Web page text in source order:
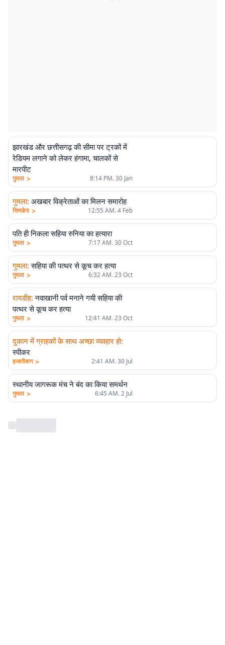
झारखंड और छत्तीसगढ़ की सीमा पर ट्रकों में
रेडियम लगाने को लेकर हंगामा, चालकों से
मारपीट
गुमला > 8:14 PM. 30 Jan
गुमला: अखबार विक्रेताओं का मिलन समारोह
सिमडेगा > 12:55 AM. 4 Feb
पति ही निकला सहिया रुनिया का हत्यारा
गुमला > 7:17 AM. 30 Oct
गुमला: सहिया की पत्थर से कूच कर हत्या
गुमला > 6:32 AM. 23 Oct
रायडीह: नवाखानी पर्व मनाने गयी सहिया की
पत्थर से कूच कर हत्या
गुमला > 12:41 AM. 23 Oct
दुकान में ग्राहकों के साथ अच्छा व्यवहार हो:
स्पीकर
हजारीबाग > 2:41 AM. 30 Jul
स्थानीय जागरूक मंच ने बंद का किया समर्थन
गुमला > 6:45 AM. 2 Jul